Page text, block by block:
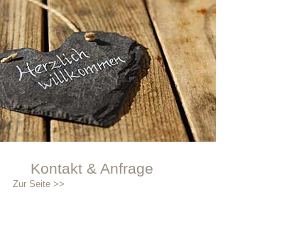
Kontakt & Anfrage
Zur Seite >>